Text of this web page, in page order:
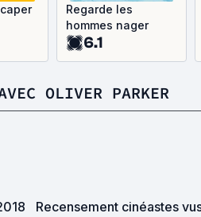
Regarde les
hommes nager
6.1
OLIVER PARKER
Recensement cinéastes